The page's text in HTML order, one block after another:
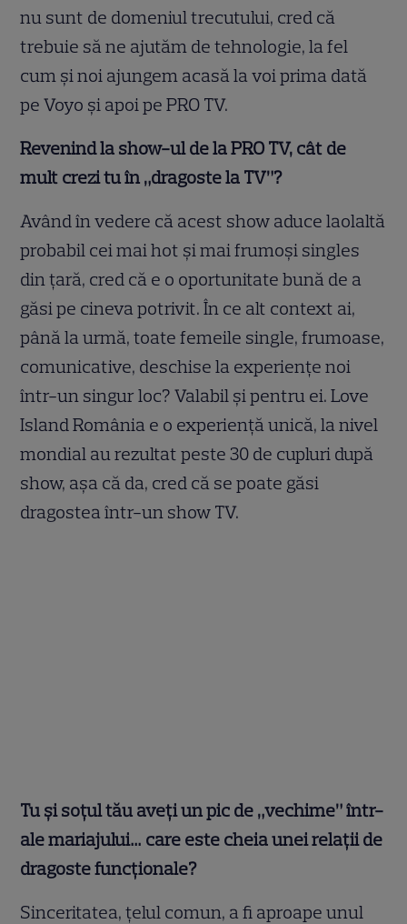
nu sunt de domeniul trecutului, cred că
trebuie să ne ajutăm de tehnologie, la fel
cum și noi ajungem acasă la voi prima dată
pe Voyo și apoi pe PRO TV.
Revenind la show-ul de la PRO TV, cât de
mult crezi tu în „dragoste la TV”?
Având în vedere că acest show aduce laolaltă
probabil cei mai hot și mai frumoși singles
din țară, cred că e o oportunitate bună de a
găsi pe cineva potrivit. În ce alt context ai,
până la urmă, toate femeile single, frumoase,
comunicative, deschise la experiențe noi
într-un singur loc? Valabil și pentru ei. Love
Island România e o experiență unică, la nivel
mondial au rezultat peste 30 de cupluri după
show, așa că da, cred că se poate găsi
dragostea într-un show TV.
Tu și soțul tău aveți un pic de „vechime” într-
ale mariajului… care este cheia unei relații de
dragoste funcționale?
Sinceritatea, țelul comun, a fi aproape unul